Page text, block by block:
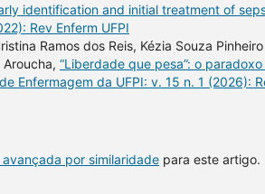
identification and initial treatment of
Rev Enferm UFPI
Ramos dos Reis, Kézia Souza
“Liberdade que pesa”: o
Enfermagem da UFPI: v. 15 n. 1 (2026):
por similaridade para este artigo.